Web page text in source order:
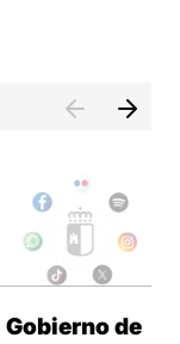
Gobierno de